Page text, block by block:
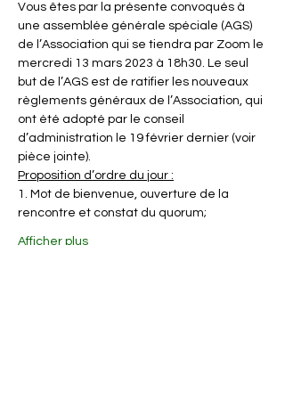
Vous êtes par la présente convoqués à
une assemblée générale spéciale (AGS)
de l’Association qui se tiendra par Zoom le
mercredi 13 mars 2023 à 18h30. Le seul
but de l’AGS est de ratifier les nouveaux
règlements généraux de l’Association, qui
ont été adopté par le conseil
d’administration le 19 février dernier (voir
pièce jointe).
Proposition d’ordre du jour :
1. Mot de bienvenue, ouverture de la
rencontre et constat du quorum;
Afficher plus